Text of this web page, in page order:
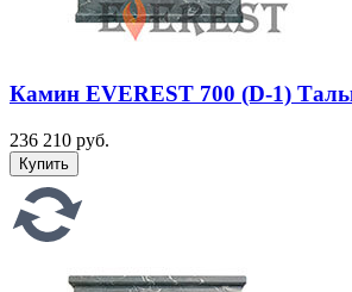
Камин EVEREST 700 (D-1)
236 210 руб.